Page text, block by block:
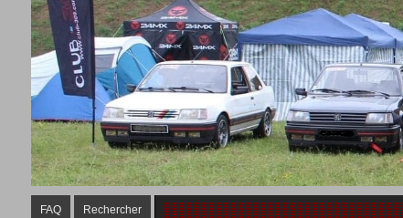
FAQ Rechercher